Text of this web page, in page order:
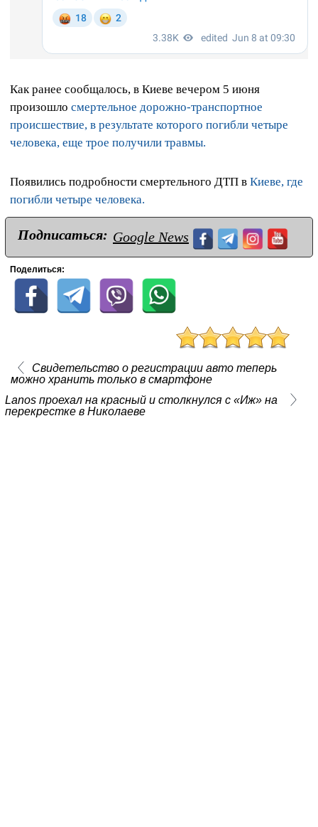
Как ранее сообщалось, в Киеве вечером 5 июня
произошло смертельное дорожно-транспортное
происшествие, в результате которого погибли четыре
человека, еще трое получили травмы.
Появились подробности смертельного ДТП в Киеве, где
погибли четыре человека.
Подписаться: Google News
Поделиться:
Свидетельство о регистрации авто теперь
можно хранить только в смартфоне
Lanos проехал на красный и столкнулся с «Иж» на
перекрестке в Николаеве